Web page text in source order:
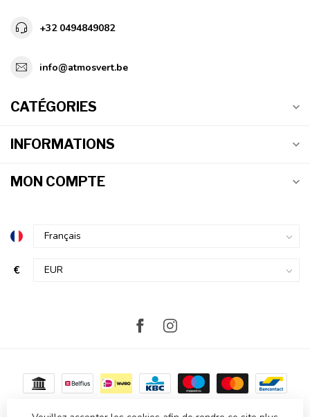
+32 0494849082
info@atmosvert.be
CATÉGORIES
INFORMATIONS
MON COMPTE
€